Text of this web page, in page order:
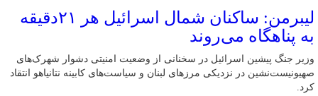
لیبرمن: ساکنان شمال اسرائیل هر ۲۱دقیقه
به پناهگاه می‌روند
وزیر جنگ پیشین اسرائیل در سخنانی از وضعیت امنیتی دشوار شهرک‌های
صهیونیست‌نشین در نزدیکی مرزهای لبنان و سیاست‌های کابینه نتانیاهو انتقاد
کرد.